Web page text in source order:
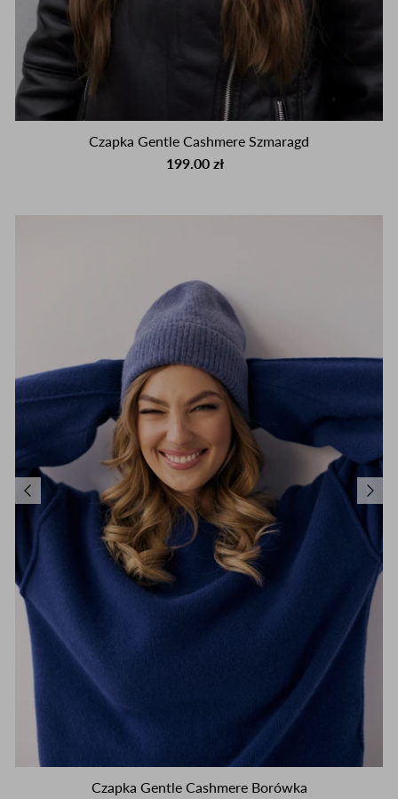
Czapka Gentle Cashmere Szmaragd
199.00 zł
Czapka Gentle Cashmere Borówka